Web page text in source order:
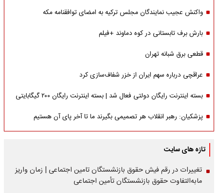
واکنش عجیب نمایندگان مجلس ترکیه به امضای توافقنامه مکه
بارش برف تابستانی در کوه دماوند +فیلم
قطعی برق شبانه تهران
عراقچی درباره سهم ایران از خزر شفاف‌سازی کرد
بسته اینترنت رایگان دولتی فعال شد | بسته اینترنت رایگان ۲۰۰ گیگابایتی
پزشکیان: رهبر انقلاب هر تصمیمی بگیرند ما تا آخر پای آن هستیم
تازه های سایت
تغییرات در رقم فیش حقوق بازنشستگان تامین اجتماعی | زمان واریز
مابه‌التفاوت حقوق بازنشستگان تأمین اجتماعی